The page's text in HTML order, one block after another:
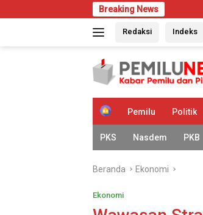
ke
Breaking News7 Tanda
Redaksi Indeks
H
m
e
Pemilu Politik
PKS Nasdem PKB
Beranda Ekonomi
Ekonomi